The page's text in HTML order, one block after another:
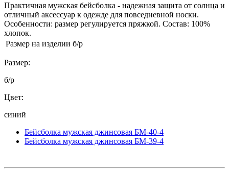
Практичная мужская бейсболка - надежная защита от солнца и
отличный аксессуар к одежде для повседневной носки.
Особенности: размер регулируется пряжкой. Состав: 100%
хлопок.
Размер на изделии б/р
Размер:
б/р
Цвет:
синий
Бейсболка мужская джинсовая БМ-40-4
Бейсболка мужская джинсовая БМ-39-4